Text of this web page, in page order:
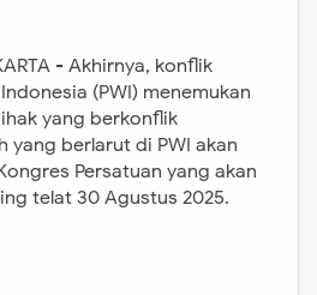
- Akhirnya, konflik
(PWI) menemukan
yang berkonflik
yang berlarut di PWI akan
Persatuan yang akan
telat 30 Agustus 2025.